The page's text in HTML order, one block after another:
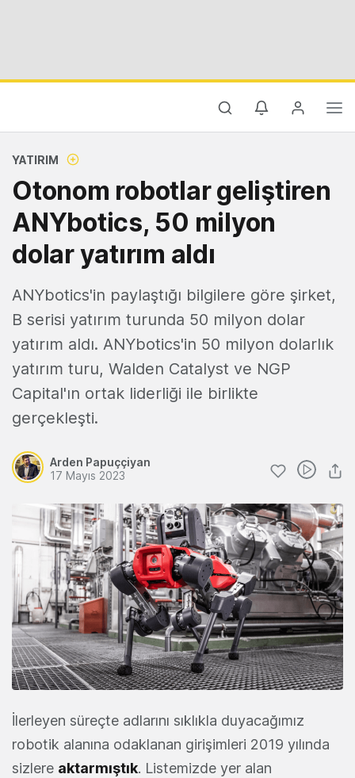
YATIRIM
Otonom robotlar geliştiren
ANYbotics, 50 milyon
dolar yatırım aldı
ANYbotics'in paylaştığı bilgilere göre şirket,
B serisi yatırım turunda 50 milyon dolar
yatırım aldı. ANYbotics'in 50 milyon dolarlık
yatırım turu, Walden Catalyst ve NGP
Capital'ın ortak liderliği ile birlikte
gerçekleşti.
Arden Papuççiyan
17 Mayıs 2023
İlerleyen süreçte adlarını sıklıkla duyacağımız
robotik alanına odaklanan girişimleri 2019 yılında
sizlere aktarmıştık. Listemizde yer alan